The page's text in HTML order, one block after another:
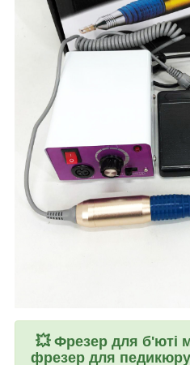
💥 Фрезер для б'юті
фрезер для педикюру